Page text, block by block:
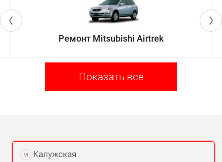
Ремонт Mitsubishi Airtrek
Показать все
м Калужская